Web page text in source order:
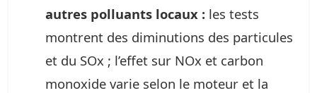
autres polluants locaux : les tests
montrent des diminutions des particules
et du SOx ; l’effet sur NOx et carbon
monoxide varie selon le moteur et la